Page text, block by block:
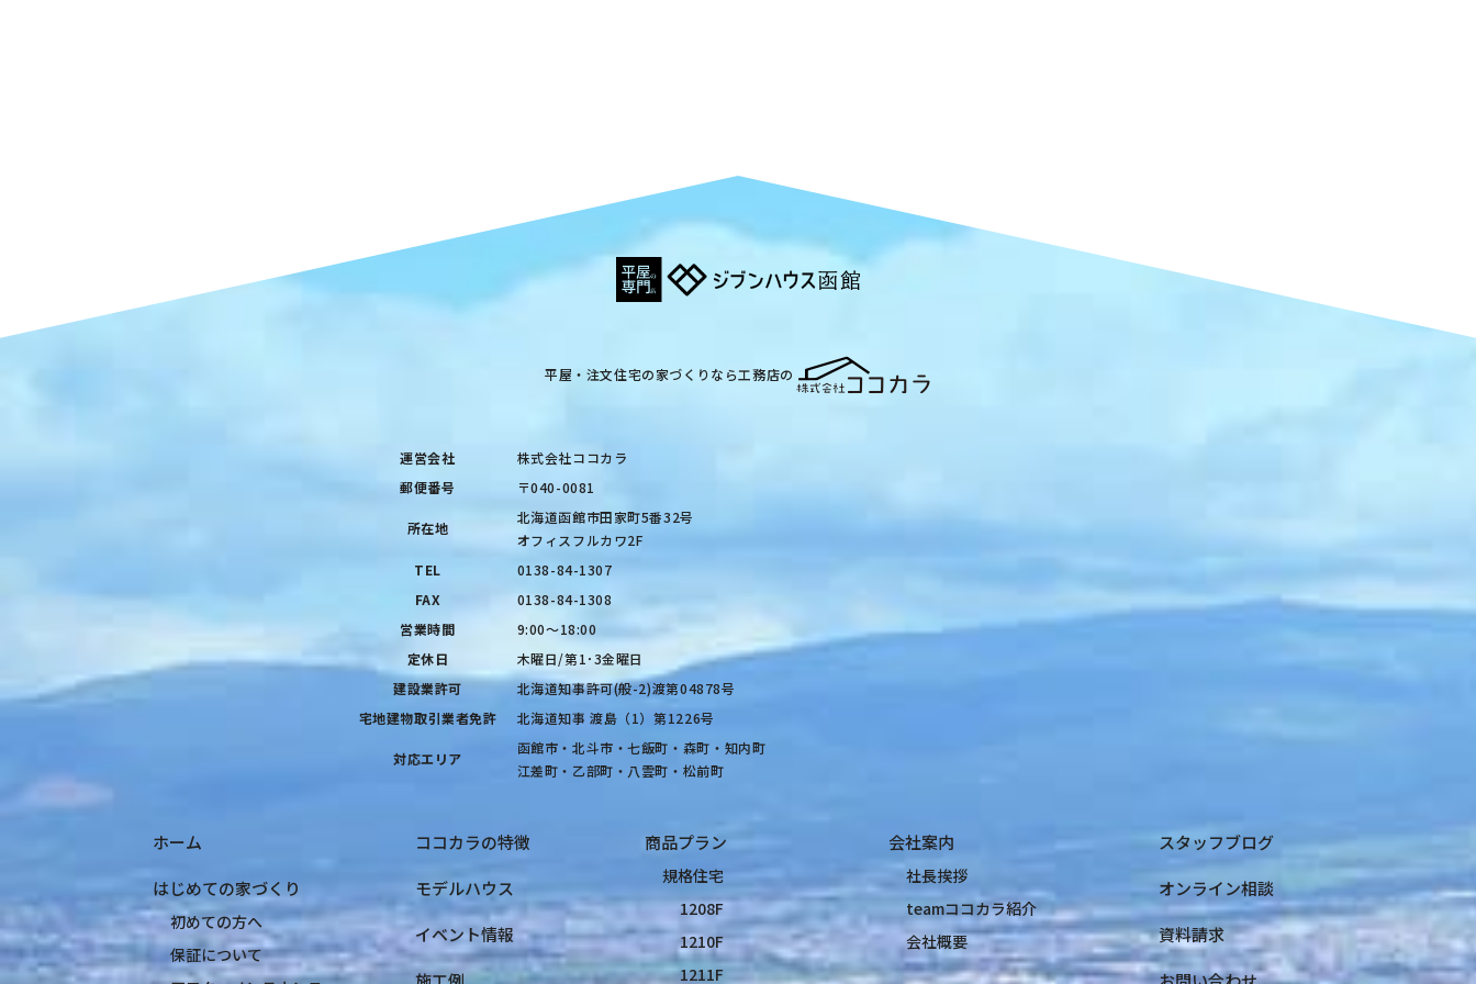
平屋・注文住宅の家づくりなら工務店の
運営会社
株式会社ココカラ
郵便番号
〒040-0081
所在地
北海道函館市田家町5番32号
オフィスフルカワ2F
TEL
0138-84-1307
FAX
0138-84-1308
営業時間
9:00〜18:00
定休日
木曜日/第1･3金曜日
建設業許可
北海道知事許可(般-2)渡第04878号
宅地建物取引業者免許
北海道知事 渡島（1）第1226号
対応エリア
函館市・北斗市・七飯町・森町・知内町
江差町・乙部町・八雲町・松前町
ホーム
はじめての家づくり
初めての方へ
保証について
ココカラの特徴
モデルハウス
イベント情報
商品プラン
規格住宅
1208F
1210F
1211F
会社案内
社長挨拶
teamココカラ紹介
会社概要
スタッフブログ
オンライン相談
資料請求